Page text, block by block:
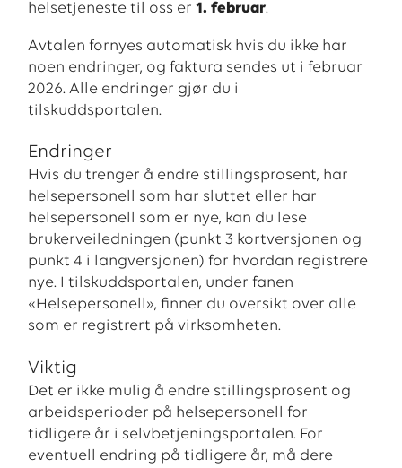
helsetjeneste til oss er1. februar.
Avtalen fornyes automatisk hvis du ikke har
noen endringer, og faktura sendes ut i februar
2026. Alle endringer gjør du i
tilskuddsportalen.
Endringer
Hvis du trenger å endre stillingsprosent, har
helsepersonell som har sluttet eller har
helsepersonell som er nye, kan du lese
brukerveiledningen (punkt 3 kortversjonen og
punkt 4 i langversjonen) for hvordan registrere
nye. I tilskuddsportalen, under fanen
«Helsepersonell», finner du oversikt over alle
som er registrert på virksomheten.
Viktig
Det er ikke mulig å endre stillingsprosent og
arbeidsperioder på helsepersonell for
tidligere år i selvbetjeningsportalen. For
eventuell endring på tidligere år, må dere